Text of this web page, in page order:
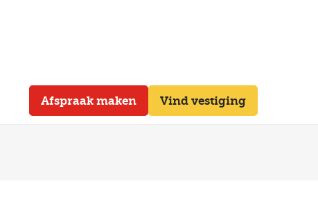
Afspraak maken Vind vestiging